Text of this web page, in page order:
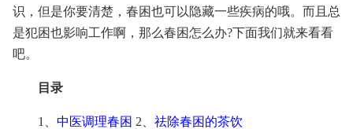
识，但是你要清楚，春困也可以隐藏一些疾病的哦。而且总
是犯困也影响工作啊，那么春困怎么办?下面我们就来看看
吧。
目录
1、 中医调理春困 2、 祛除春困的茶饮